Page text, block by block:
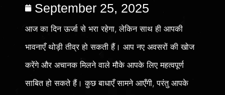
September 25, 2025
आज का दिन ऊर्जा से भरा रहेगा, लेकिन साथ ही आपकी
भावनाएँ थोड़ी तीव्र हो सकती हैं। आप नए अवसरों की खोज
करेंगे और अचानक मिलने वाले मौके आपके लिए महत्वपूर्ण
साबित हो सकते हैं। कुछ बाधाएँ सामने आएँगी, परंतु आपके